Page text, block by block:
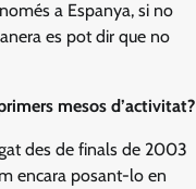
a Espanya, si no
es pot dir que no
mesos d’activitat?
des de finals de 2003
encara posant-lo en